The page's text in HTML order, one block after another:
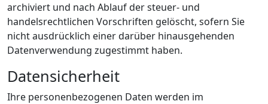
archiviert und nach Ablauf der steuer- und
handelsrechtlichen Vorschriften gelöscht, sofern Sie
nicht ausdrücklich einer darüber hinausgehenden
Datenverwendung zugestimmt haben.
Datensicherheit
Ihre personenbezogenen Daten werden im